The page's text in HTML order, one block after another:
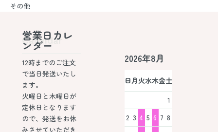
その他
Calendar
営業日カレ
ンダー
12時までのご注文
で当日発送いたし
ます。
火曜日と木曜日が
定休日となります
ので、発送をお休
みさせていただき
2026年8月
日月 火水木金土
1
2 3 4 5 6 7 8